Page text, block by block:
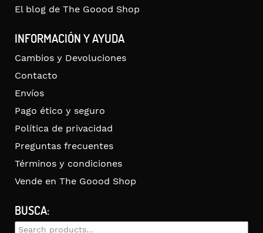
El blog de The Goood Shop
INFORMACIÓN Y AYUDA
Cambios y Devoluciones
Contacto
Envíos
Pago ético y seguro
Política de privacidad
Preguntas frecuentes
Términos y condiciones
Vende en The Goood Shop
BUSCA:
Search